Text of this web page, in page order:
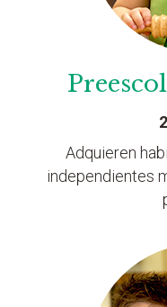
Adquieren
independientes